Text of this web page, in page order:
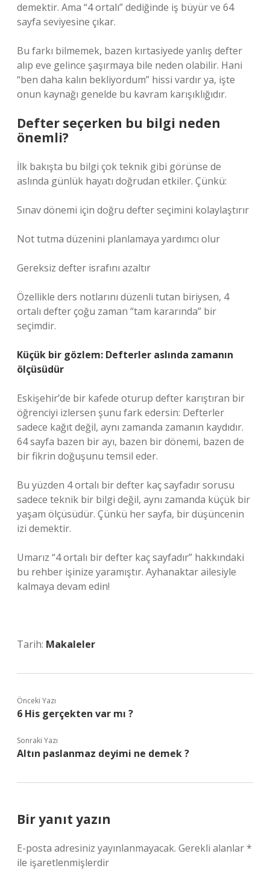
demektir. Ama “4 ortalı” dediğinde iş büyür ve 64
sayfa seviyesine çıkar.
Bu farkı bilmemek, bazen kırtasiyede yanlış defter
alıp eve gelince şaşırmaya bile neden olabilir. Hani
“ben daha kalın bekliyordum” hissi vardır ya, işte
onun kaynağı genelde bu kavram karışıklığıdır.
Defter seçerken bu bilgi neden
önemli?
İlk bakışta bu bilgi çok teknik gibi görünse de
aslında günlük hayatı doğrudan etkiler. Çünkü:
Sınav dönemi için doğru defter seçimini kolaylaştırır
Not tutma düzenini planlamaya yardımcı olur
Gereksiz defter israfını azaltır
Özellikle ders notlarını düzenli tutan biriysen, 4
ortalı defter çoğu zaman “tam kararında” bir
seçimdir.
Küçük bir gözlem: Defterler aslında zamanın
ölçüsüdür
Eskişehir’de bir kafede oturup defter karıştıran bir
öğrenciyi izlersen şunu fark edersin: Defterler
sadece kağıt değil, aynı zamanda zamanın kaydıdır.
64 sayfa bazen bir ayı, bazen bir dönemi, bazen de
bir fikrin doğuşunu temsil eder.
Bu yüzden 4 ortalı bir defter kaç sayfadır sorusu
sadece teknik bir bilgi değil, aynı zamanda küçük bir
yaşam ölçüsüdür. Çünkü her sayfa, bir düşüncenin
izi demektir.
Umarız “4 ortalı bir defter kaç sayfadır” hakkındaki
bu rehber işinize yaramıştır. Ayhanaktar ailesiyle
kalmaya devam edin!
Tarih: Makaleler
Önceki Yazı
6 His gerçekten var mı ?
Sonraki Yazı
Altın paslanmaz deyimi ne demek ?
Bir yanıt yazın
E-posta adresiniz yayınlanmayacak. Gerekli alanlar*
ile işaretlenmişlerdir